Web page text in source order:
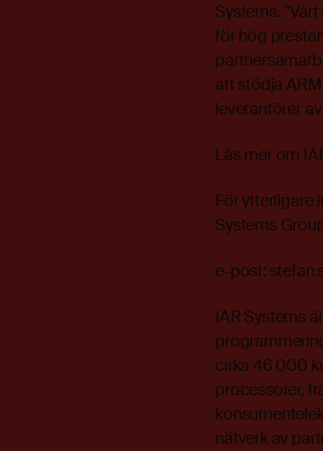
Systems.
för hög
att stödja
leverantörer
Läs mer om
För ytterligare
Systems
e-post:
IAR Systems
cirka 46 000
processorer,
nätverk av